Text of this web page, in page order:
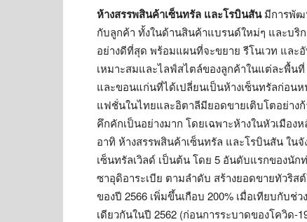
ห้างสรรพสินค้าเซ็นทรัล และโรบินสันมีการพัฒ
กับลูกค้า ทั้งในด้านสินค้าแบรนด์ใหม่ๆ และบริก
อย่างดีที่สุด พร้อมแผนที่จะขยาย รีโนเวท และ
เหมาะสมและไลฟ์สไตล์ของลูกค้าในแต่ละพื้น
และขอนแก่นที่ได้เปลี่ยนเป็นห้างเซ็นทรัลก่อน
แฟชั่นในไทยและอิตาลีมียอดขายเติบโตอย่าง
คึกคักเป็นอย่างมาก โดยเฉพาะห้างในหัวเมือ
อาทิ ห้างสรรพสินค้าเซ็นทรัล และโรบินสัน ใน
เซ็นทรัลเวิลด์ เป็นต้น โดย 5 อันดับแรกของนัก
ซาอุดิอาระเบีย ตามลำดับ สร้างยอดขายทัวริ
ของปี 2566 เพิ่มขึ้นเกือบ 200% เมื่อเทียบกับช่
เดียวกันในปี 2562 (ก่อนการระบาดของโควิด